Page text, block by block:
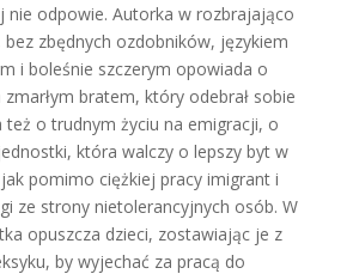
nie odpowie. Autorka w rozbrajająco
bez zbędnych ozdobników, językiem
i boleśnie szczerym opowiada o
bratem, który odebrał sobie
też o trudnym życiu na emigracji, o
która walczy o lepszy byt w
pomimo ciężkiej pracy imigrant i
ze strony nietolerancyjnych osób. W
opuszcza dzieci, zostawiając je z
by wyjechać za pracą do